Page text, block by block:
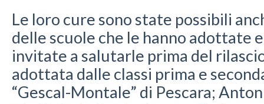
Le loro cure sono state possibili
delle scuole che le hanno adottate
invitate a salutarle prima del
adottata dalle classi prima e
“Gescal-Montale” di Pescara;